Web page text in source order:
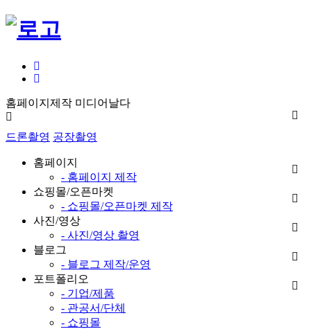
홈페이지제작 미디어날다
드론촬영 공장촬영
홈페이지
- 홈페이지 제작
쇼핑몰/오픈마켓
- 쇼핑몰/오픈마켓 제작
사진/영상
- 사진/영상 촬영
블로그
- 블로그 제작/운영
포트폴리오
- 기업/제품
- 관공서/단체
- 쇼핑몰